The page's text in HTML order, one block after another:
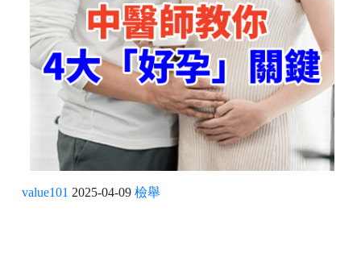
value101 2025-04-09 檢舉